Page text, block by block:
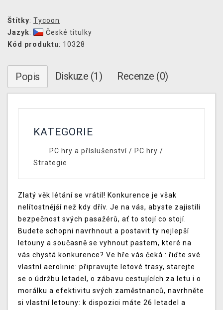
Štítky: Tycoon
Jazyk:
České titulky
Kód produktu: 10328
Popis Diskuze (1) Recenze (0)
KATEGORIE
PC hry a příslušenství/ PC hry /
Strategie
Zlatý věk létání se vrátil! Konkurence je však
nelítostnější než kdy dřív. Je na vás, abyste zajistili
bezpečnost svých pasažérů, ať to stojí co stojí.
Budete schopni navrhnout a postavit ty nejlepší
letouny a současně se vyhnout pastem, které na
vás chystá konkurence? Ve hře vás čeká : řiďte své
vlastní aerolinie: připravujte letové trasy, starejte
se o údržbu letadel, o zábavu cestujících za letu i o
morálku a efektivitu svých zaměstnanců, navrhněte
si vlastní letouny: k dispozici máte 26 letadel a